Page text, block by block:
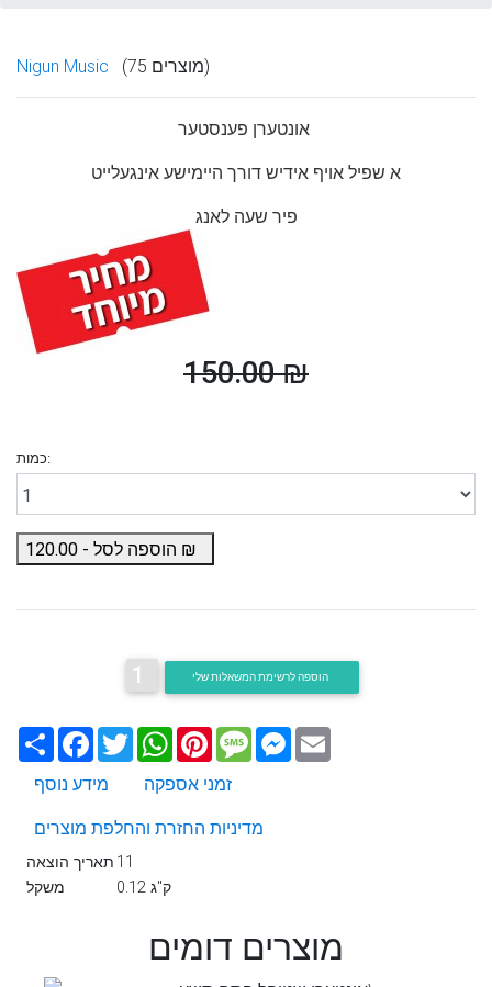
Nigun Music (75 מוצרים)
א שפיל אויף אידיש דורך היימישע אינגעלייט
פיר שעה לאנג
150.00 ₪
כמות:
הוספה לסל - 120.00
1
שתף Facebook
TwitterWhatsApp
PinterestMessageMessenger
מידע נוסף
זמני אספקה
מדיניות החזרת והחלפת מוצרים
תאריך הוצאה 11
משקל
0.12 ק"ג
מוצרים דומים